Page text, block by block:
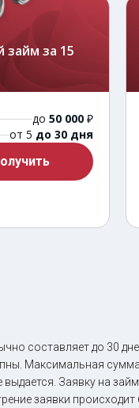
займ за 15
до 50 000 ₽
от 5 до 30 дня
составляет до 30
Максимальная
выдается. Заявку на
заявки